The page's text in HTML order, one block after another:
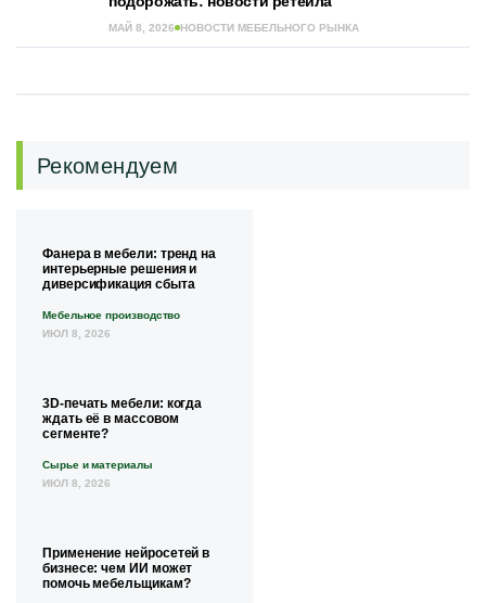
МАЙ 8, 2026 НОВОСТИ МЕБЕЛЬНОГО РЫНКА
Рекомендуем
Фанера в мебели: тренд на
интерьерные решения и
диверсификация сбыта
Мебельное производство
ИЮЛ 8, 2026
3D-печать мебели: когда
ждать её в массовом
сегменте?
Сырье и материалы
ИЮЛ 8, 2026
Применение нейросетей в
бизнесе: чем ИИ может
помочь мебельщикам?